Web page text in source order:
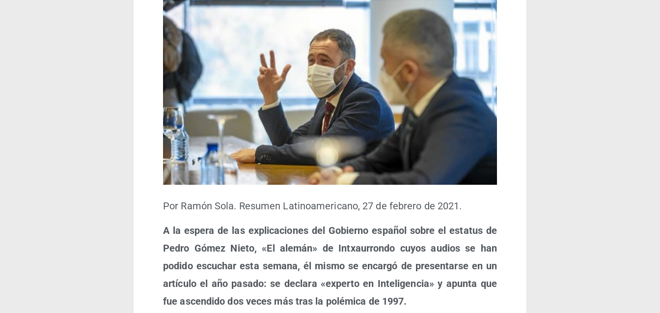
Por Ramón Sola. Resu­men Lati­no­ame­ri­cano, 27 de febre­ro de 2021.
A la espe­ra de las expli­ca­cio­nes del Gobierno espa­ñol sobre el esta­tus de
Pedro Gómez Nie­to, «El ale­mán» de Intxau­rron­do cuyos audios se han
podi­do escu­char esta sema­na, él mis­mo se encar­gó de pre­sen­tar­se en un
artícu­lo el año pasa­do: se decla­ra «exper­to en Inte­li­gen­cia» y apun­ta que
fue ascen­di­do dos veces más tras la polé­mi­ca de 1997.